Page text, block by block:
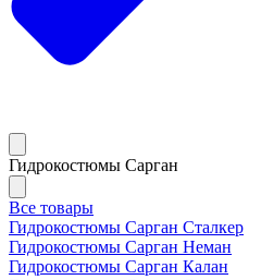
Гидрокостюмы Сарган
Все товары
Гидрокостюмы Сарган Сталкер
Гидрокостюмы Сарган Неман
Гидрокостюмы Сарган Калан